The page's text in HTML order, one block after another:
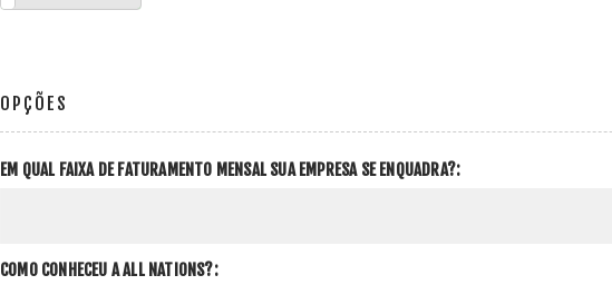
OPÇÕES
EM QUAL FAIXA DE FATURAMENTO MENSAL SUA EMPRESA SE ENQUADRA?:
COMO CONHECEU A ALL NATIONS?: